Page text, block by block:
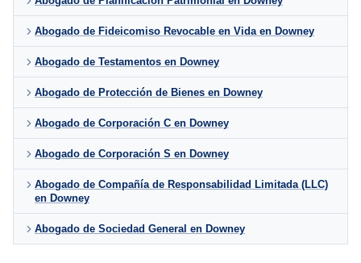
Abogado de Fideicomiso Revocable en Vida en Downey
Abogado de Testamentos en Downey
Abogado de Protección de Bienes en Downey
Abogado de Corporación C en Downey
Abogado de Corporación S en Downey
Abogado de Compañía de Responsabilidad Limitada (LLC)
en Downey
Abogado de Sociedad General en Downey